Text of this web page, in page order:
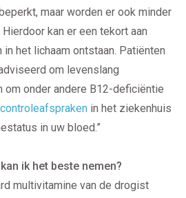
maar worden er ook minder
kan er een tekort aan
het lichaam ontstaan. Patiënten
om levenslang
om onder andere B12-deficiëntie
controleafspraken in het ziekenhuis
in uw bloed.”
ik het beste nemen?
multivitamine van de drogist